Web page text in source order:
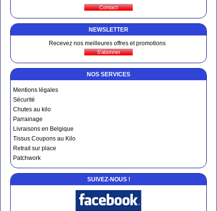
NEWSLETTER
Recevez nos meilleures offres et promotions
NOS SERVICES
Mentions légales
Sécurité
Chutes au kilo
Parrainage
Livraisons en Belgique
Tissus Coupons au Kilo
Retrait sur place
Patchwork
SUIVEZ-NOUS !